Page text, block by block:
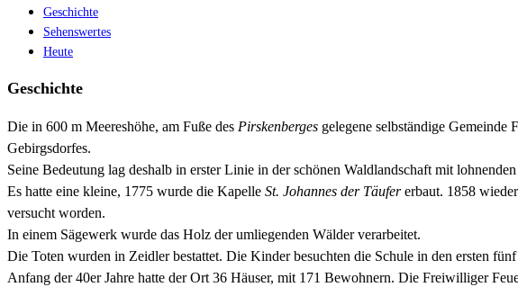
Geschichte
Sehenswertes
Heute
Geschichte
Die in 600 m Meereshöhe, am Fuße des Pirskenberges gelegene selbständige Gemeinde
Gebirgsdorfes.
Seine Bedeutung lag deshalb in erster Linie in der schönen Waldlandschaft mit
Es hatte eine kleine, 1775 wurde die Kapelle St. Johannes der Täufererbaut. 1858
versucht worden.
In einem Sägewerk wurde das Holz der umliegenden Wälder verarbeitet.
Die Toten wurden in Zeidler bestattet. Die Kinder besuchten die Schule in den ersten
Anfang der 40er Jahre hatte der Ort 36 Häuser, mit 171 Bewohnern. Die Freiwilliger